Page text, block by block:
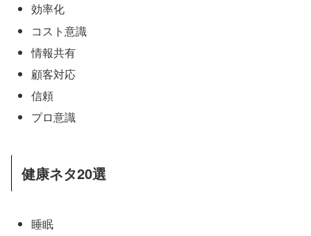
効率化
コスト意識
情報共有
顧客対応
信頼
プロ意識
健康ネタ20選
睡眠